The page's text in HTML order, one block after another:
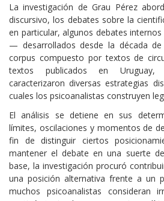
La investigación de Grau Pérez
discursivo, los debates sobre la
en particular, algunos debates
— desarrollados desde la década
corpus compuesto por textos de
textos publicados en
caracterizaron diversas estrategias
cuales los psicoanalistas construyen
El análisis se detiene en sus
límites, oscilaciones y momentos de
fin de distinguir ciertos
mantener el debate en una suerte
base, la investigación procuró
una posición alternativa frente a un
muchos psicoanalistas consideran